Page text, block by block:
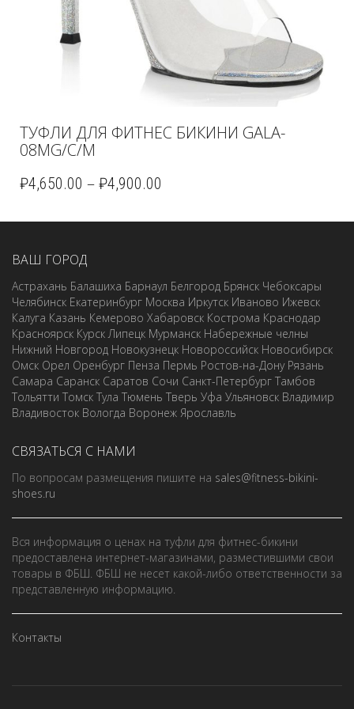
ТУФЛИ ДЛЯ ФИТНЕС БИКИНИ GALA-
08MG/C/M
₽4,650.00 – ₽4,900.00
ВАШ ГОРОД
Астрахань Балашиха Барнаул Белгород Брянск Чебоксары
Челябинск Екатеринбург Москва Иркутск Иваново Ижевск
Калуга Казань Кемерово Хабаровск Кострома Краснодар
Красноярск Курск Липецк Мурманск Набережные челны
Нижний Новгород Новокузнецк Новороссийск Новосибирск
Омск Орел Оренбург Пенза Пермь Ростов-на-Дону Рязань
Самара Саранск Саратов Сочи Санкт-Петербург Тамбов
Тольятти Томск Тула Тюмень Тверь Уфа Ульяновск Владимир
Владивосток Вологда Воронеж Ярославль
СВЯЗАТЬСЯ С НАМИ
По вопросам размещения пишите на sales@fitness-bikini-
shoes.ru
Вся информация о ценах на туфли для фитнес-бикини
предоставлена интернет-магазинами, разместившими свои
товары в ФБШ. ФБШ не несет какой-либо ответственности за
представленную информацию.
Контакты